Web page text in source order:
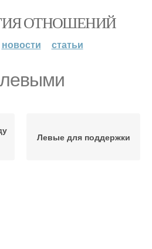
ОТНОШЕНИЙ
новости статьи
Левые для поддержки